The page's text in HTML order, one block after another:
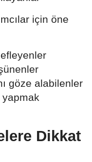
için öne
göze alabilenler
Dikkat